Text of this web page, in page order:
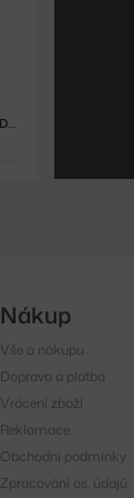
LAMPA GRANT Ø23, MIRRORED BLACK
Nákup
Vše o nákupu
Doprava a platba
Vrácení zboží
Reklamace
Obchodní podmínky
Zpracování os. údajů